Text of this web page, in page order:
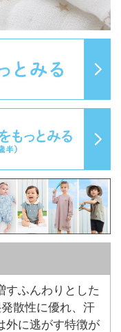
すふんわりとした
散性に優れ、汗
外に逃がす特徴が